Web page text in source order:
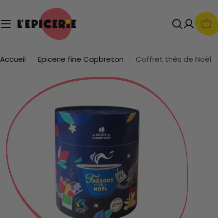
contenu
Accueil Epicerie fine Capbreton Coffret thés de Noël
informations
sur
le
produit
Ouvrir le média 0 en mode modal